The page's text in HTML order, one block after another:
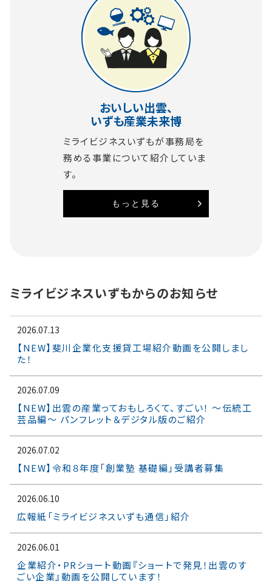
おいしい出雲、
いずも産業未来博
ミライビジネスいずもが事務局を
務める事業について紹介していま
す。
もっと見る
ミライビジネスいずもからのお知らせ
2026.07.13
【NEW】斐川企業化支援貸工場紹介動画を公開しまし
た！
2026.07.09
【NEW】出雲の産業っておもしろくて、すごい！ ～伝統工
芸品編～ パンフレット＆デジタル版のご紹介
2026.07.02
【NEW】令和８年度「創業塾 基礎編」受講者募集
2026.06.10
広報紙「ミライビジネスいずも通信」紹介
2026.06.01
企業紹介・PRショート動画『ショートで発見！出雲のす
ごい企業』動画を公開しています！